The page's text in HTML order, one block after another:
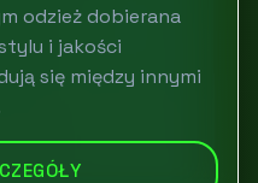
odzież dobierana
i jakości
się między innymi